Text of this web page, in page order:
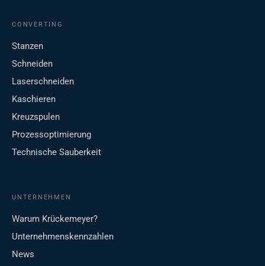
CONVERTING
Stanzen
Schneiden
Laserschneiden
Kaschieren
Kreuzspulen
Prozessoptimierung
Technische Sauberkeit
UNTERNEHMEN
Warum Krückemeyer?
Unternehmenskennzahlen
News